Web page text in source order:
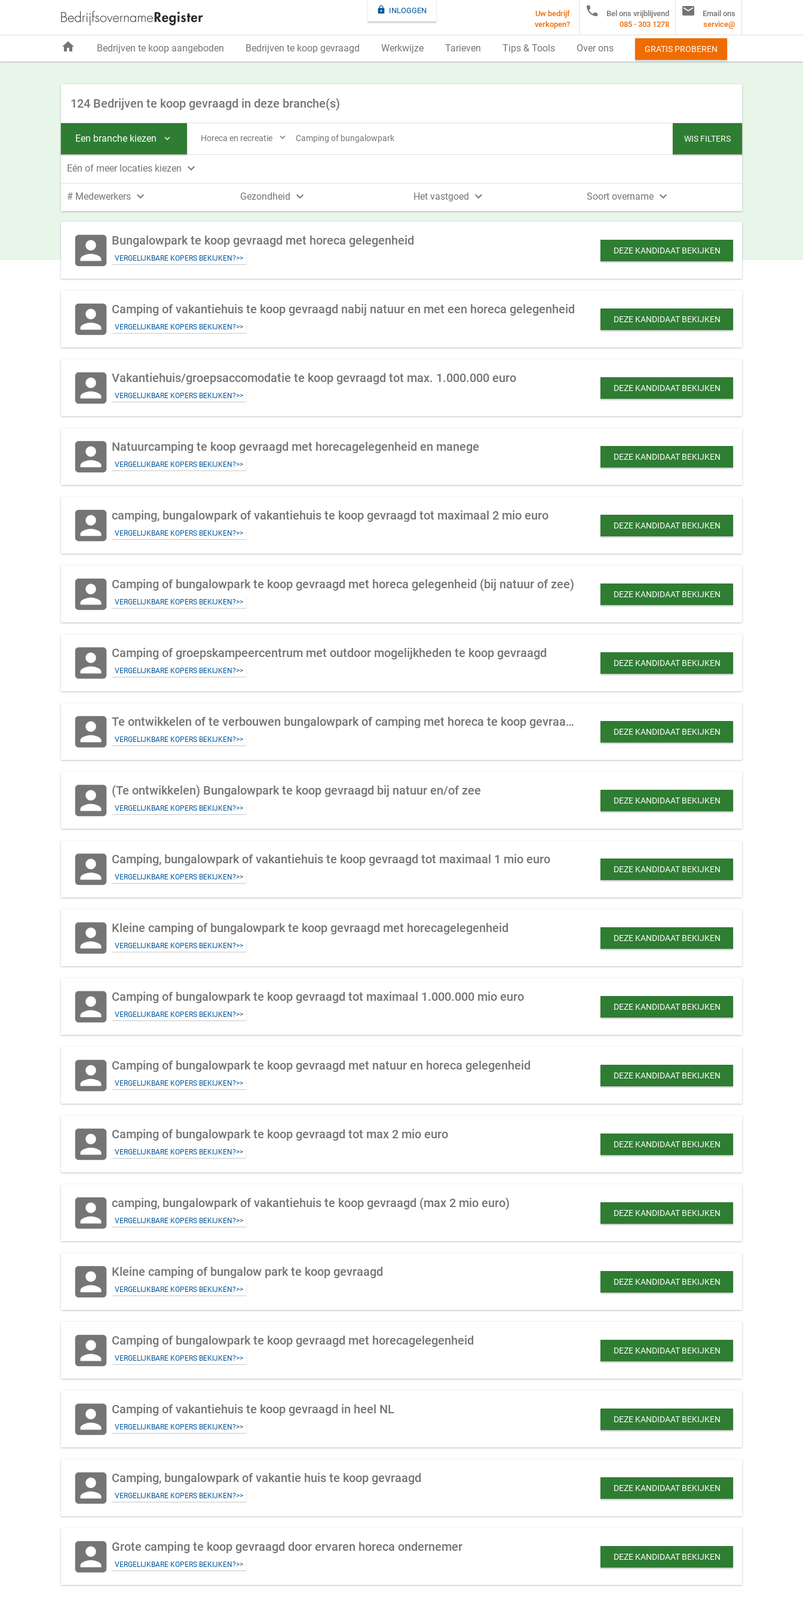
124 Bedrijven te koop gevraagd in deze branche(s)
Een branche kiezen  Horeca en recreatie  Camping of bungalowpark
Eén of meer locaties kiezen 
# Medewerkers  Gezondheid  Het vastgoed  Soort overname 
WIS FILTERS
account_box Bungalowpark te koop gevraagd met horeca gelegenheid
VERGELIJKBARE KOPERS BEKIJKEN?>>
DEZE KANDIDAAT BEKIJKEN
account_box Camping of vakantiehuis te koop gevraagd nabij natuur en met een horeca gelegenheid
VERGELIJKBARE KOPERS BEKIJKEN?>>
DEZE KANDIDAAT BEKIJKEN
account_box Vakantiehuis/groepsaccomodatie te koop gevraagd tot max. 1.000.000 euro
VERGELIJKBARE KOPERS BEKIJKEN?>>
DEZE KANDIDAAT BEKIJKEN
account_box Natuurcamping te koop gevraagd met horecagelegenheid en manege
VERGELIJKBARE KOPERS BEKIJKEN?>>
DEZE KANDIDAAT BEKIJKEN
account_box camping, bungalowpark of vakantiehuis te koop gevraagd tot maximaal 2 mio euro
VERGELIJKBARE KOPERS BEKIJKEN?>>
DEZE KANDIDAAT BEKIJKEN
account_box Camping of bungalowpark te koop gevraagd met horeca gelegenheid (bij natuur of zee)
VERGELIJKBARE KOPERS BEKIJKEN?>>
DEZE KANDIDAAT BEKIJKEN
account_box Camping of groepskampeercentrum met outdoor mogelijkheden te koop gevraagd
VERGELIJKBARE KOPERS BEKIJKEN?>>
DEZE KANDIDAAT BEKIJKEN
account_box Te ontwikkelen of te verbouwen bungalowpark of camping met horeca te koop gevraagd
VERGELIJKBARE KOPERS BEKIJKEN?>>
DEZE KANDIDAAT BEKIJKEN
account_box (Te ontwikkelen) Bungalowpark te koop gevraagd bij natuur en/of zee
VERGELIJKBARE KOPERS BEKIJKEN?>>
DEZE KANDIDAAT BEKIJKEN
account_box Camping, bungalowpark of vakantiehuis te koop gevraagd tot maximaal 1 mio euro
VERGELIJKBARE KOPERS BEKIJKEN?>>
DEZE KANDIDAAT BEKIJKEN
account_box Kleine camping of bungalowpark te koop gevraagd met horecagelegenheid
VERGELIJKBARE KOPERS BEKIJKEN?>>
DEZE KANDIDAAT BEKIJKEN
account_box Camping of bungalowpark te koop gevraagd tot maximaal 1.000.000 mio euro
VERGELIJKBARE KOPERS BEKIJKEN?>>
DEZE KANDIDAAT BEKIJKEN
account_box Camping of bungalowpark te koop gevraagd met natuur en horeca gelegenheid
VERGELIJKBARE KOPERS BEKIJKEN?>>
DEZE KANDIDAAT BEKIJKEN
account_box Camping of bungalowpark te koop gevraagd tot max 2 mio euro
VERGELIJKBARE KOPERS BEKIJKEN?>>
DEZE KANDIDAAT BEKIJKEN
account_box camping, bungalowpark of vakantiehuis te koop gevraagd (max 2 mio euro)
VERGELIJKBARE KOPERS BEKIJKEN?>>
DEZE KANDIDAAT BEKIJKEN
account_box Kleine camping of bungalow park te koop gevraagd
VERGELIJKBARE KOPERS BEKIJKEN?>>
DEZE KANDIDAAT BEKIJKEN
account_box Camping of bungalowpark te koop gevraagd met horecagelegenheid
VERGELIJKBARE KOPERS BEKIJKEN?>>
DEZE KANDIDAAT BEKIJKEN
account_box Camping of vakantiehuis te koop gevraagd in heel NL
VERGELIJKBARE KOPERS BEKIJKEN?>>
DEZE KANDIDAAT BEKIJKEN
account_box Camping, bungalowpark of vakantie huis te koop gevraagd
VERGELIJKBARE KOPERS BEKIJKEN?>>
DEZE KANDIDAAT BEKIJKEN
account_box Grote camping te koop gevraagd door ervaren horeca ondernemer
VERGELIJKBARE KOPERS BEKIJKEN?>>
DEZE KANDIDAAT BEKIJKEN
 INLOGGEN
Uw bedrijf
verkopen?

Bel ons vrijblijvend
085 - 303 1278

Email ons
service@
home Bedrijven te koop aangeboden Bedrijven te koop gevraagd Werkwijze Tarieven Tips & Tools Over ons GRATIS PROBEREN